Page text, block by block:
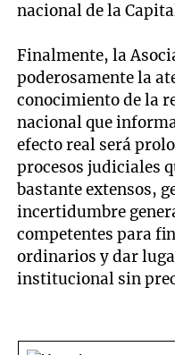
nacional de la
Finalmente, la
poderosamente la
conocimiento de la
nacional que
efecto real será
procesos judiciales
bastante extensos,
incertidumbre
competentes para
ordinarios y dar
institucional sin